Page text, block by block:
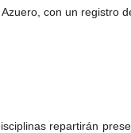
con un registro
repartirán